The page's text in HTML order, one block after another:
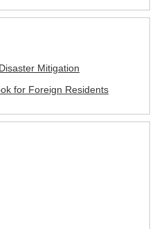
Mitigation
for Foreign Residents